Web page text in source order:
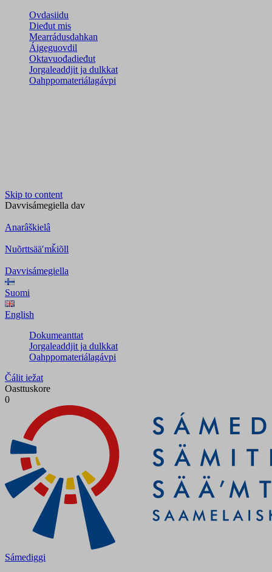
Ovdasiidu
Dieđut mis
Mearrádusdahkan
Áigeguovdil
Oktavuođadieđut
Jorgaleaddjit ja dulkkat
Oahppomateriálagávpi
Skip to content
Davvisámegiella dav
Anarâškielâ
Nuõrttsääʹmǩiõll
Davvisámegiella
Suomi
English
Dokumeanttat
Jorgaleaddjit ja dulkkat
Oahppomateriálagávpi
Čálit iežat
Oasttuskore
0
Sámediggi